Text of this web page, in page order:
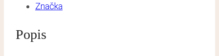
Značka
Popis